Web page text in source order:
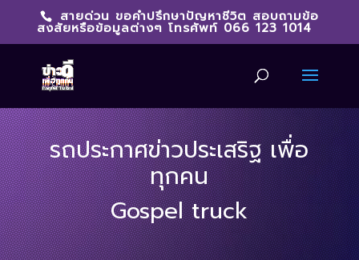
สายด่วน ขอคำปรึกษาปัญหาชีวิต สอบถามข้อ
สงสัยหรือข้อมูลต่างๆ โทรศัพท์ 066 123 1014
รถประกาศข่าวประเสริฐ เพื่อ
ทุกคน
Gospel truck